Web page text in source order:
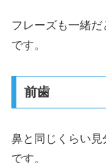
フレーズも一緒
です。
前歯
鼻と同じくらい見
です。